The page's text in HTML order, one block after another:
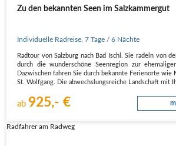
Zu den bekannten Seen im Salzkammergut
Individuelle Radreise ,7 Tage / 6 Nächte
Radtour von Salzburg nach Bad Ischl. Sie radeln von
durch die wunderschöne Seenregion zur
Dazwischen fahren Sie durch bekannte Ferienorte wie
St. Wolfgang. Die abwechslungsreiche Landschaft mit
ab 925,- €
Radfahrer am Radweg